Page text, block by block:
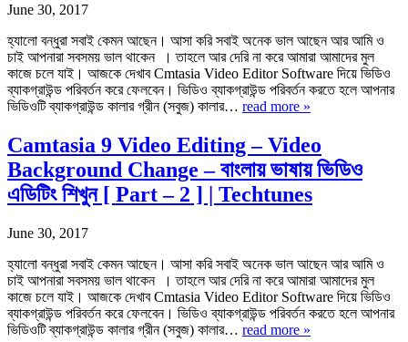
June 30, 2017
হ্যালো বন্ধুরা সবাই কেমন আছেন। আসা করি সবাই অনেক ভাল আছেন আর আমি ও
চাই আপনারা সবসময় ভাল থাকেন । তাহলে আর দেরি না করে আমারা আমাদের মুল
কাজে চলে যাই। আজকে দেখাব Cmtasia Video Editor Software দিয়ে ভিডিও
ব্যাকগ্রাউন্ড পরিবর্তন করে ফেলবেন। ভিডিও ব্যাকগ্রাউন্ড পরিবর্তন করতে হলে আপনার
ভিডিওটি ব্যাকগ্রাউন্ড কালার গ্রীন (সবুজ) কালার… read more »
Camtasia 9 Video Editing – Video
Background Change – বাংলায় ভাষায় ভিডিও
এডিটিং শিখুন [ Part – 2 ] | Techtunes
June 30, 2017
হ্যালো বন্ধুরা সবাই কেমন আছেন। আসা করি সবাই অনেক ভাল আছেন আর আমি ও
চাই আপনারা সবসময় ভাল থাকেন । তাহলে আর দেরি না করে আমারা আমাদের মুল
কাজে চলে যাই। আজকে দেখাব Cmtasia Video Editor Software দিয়ে ভিডিও
ব্যাকগ্রাউন্ড পরিবর্তন করে ফেলবেন। ভিডিও ব্যাকগ্রাউন্ড পরিবর্তন করতে হলে আপনার
ভিডিওটি ব্যাকগ্রাউন্ড কালার গ্রীন (সবুজ) কালার… read more »